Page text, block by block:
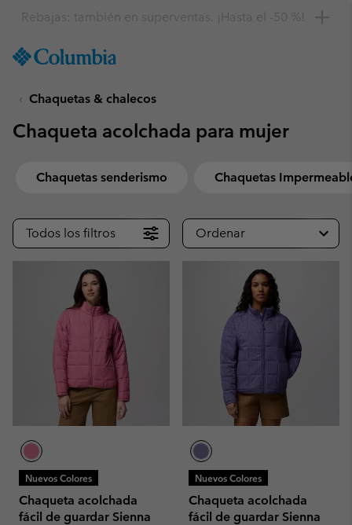
TO
SKIP
MAIN
NAV
SKIP
Consigue un 10 % de descuento
Chaquetas & chalecos
Chaqueta acolchada para mujer
Chaquetas senderismo Chaquetas
Todos los filtros Ordenar
Nuevos Colores
Chaqueta acolchada
fácil de guardar Sienna
Nuevos Colores
Chaqueta acolchada
fácil de guardar Sienna